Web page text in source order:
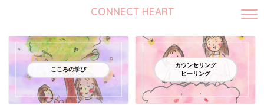
CONNECT HEART
こころの学び
カウンセリング
ヒーリング